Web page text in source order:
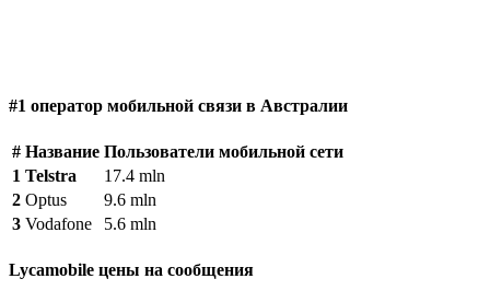
#1 оператор мобильной связи в Австралии
# Название Пользователи мобильной сети
1 Telstra
17.4 mln
2 Optus
9.6 mln
3 Vodafone 5.6 mln
Lycamobile цены на сообщения